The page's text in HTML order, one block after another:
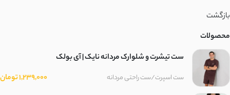
بازگشت
محصولات
ست تیشرت و شلوارک مردانه نایک | آی بولک
ست اسپرت/ست راحتی مردانه
1,239,000 تومان